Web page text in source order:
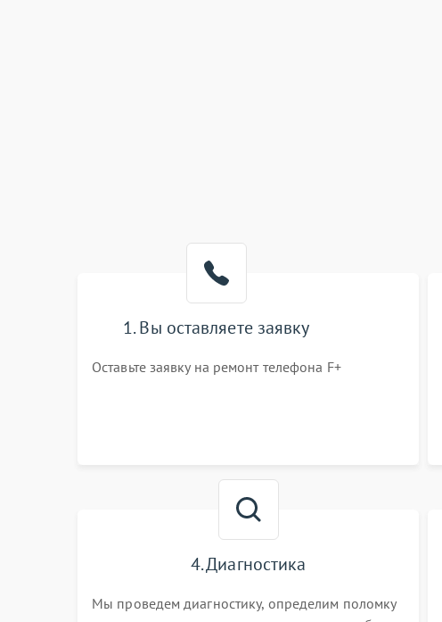
1. Вы оставляете заявку
Оставьте заявку на ремонт телефона F+
4. Диагностика
Мы проведем диагностику, определим поломку